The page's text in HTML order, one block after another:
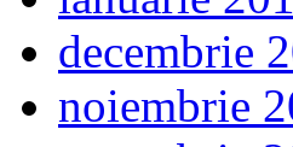
decembrie
noiembrie